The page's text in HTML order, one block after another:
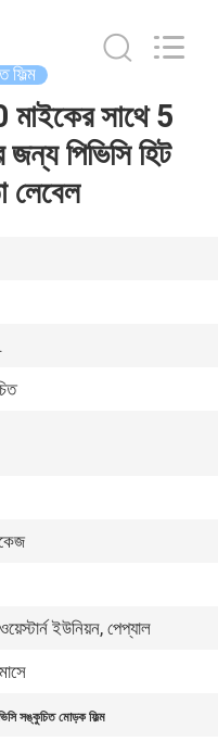
ফিল্ম
সাথে 5
পিভিসি হিট
লেবেল
ইউনিয়ন, পেপ্যাল
সঙ্কুচিত মোড়ক ফিল্ম